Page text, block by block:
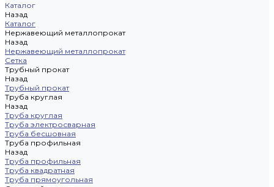
Каталог
Назад
Каталог
Нержавеющий металлопрокат
Назад
Нержавеющий металлопрокат
Сетка
Трубный прокат
Назад
Трубный прокат
Труба круглая
Назад
Труба круглая
Труба электросварная
Труба бесшовная
Труба профильная
Назад
Труба профильная
Труба квадратная
Труба прямоугольная